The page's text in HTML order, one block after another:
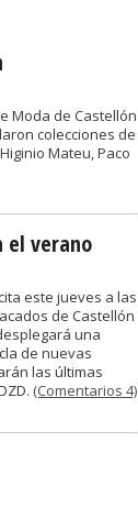
Moda de Castellón
colecciones de
Mateu, Paco
el verano
este jueves a las
de Castellón
una
de nuevas
las últimas
(Comentarios 4)